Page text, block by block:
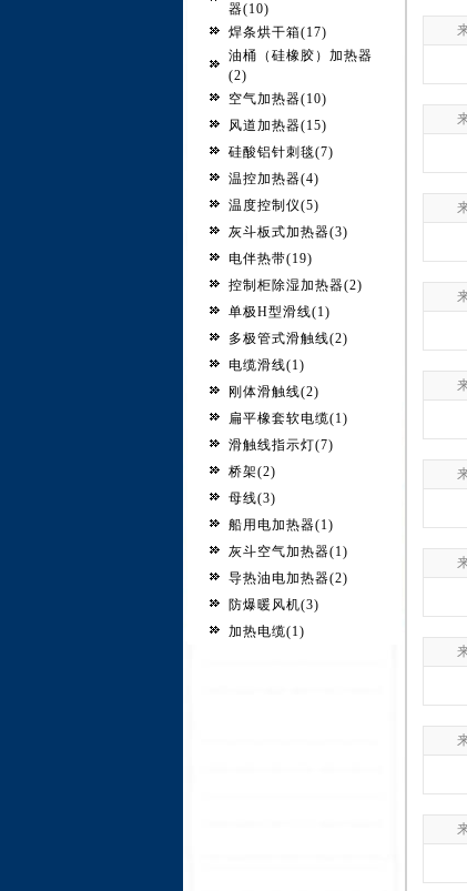
器(10)
焊条烘干箱(17)
油桶（硅橡胶）加热器
(2)
空气加热器(10)
风道加热器(15)
硅酸铝针刺毯(7)
温控加热器(4)
温度控制仪(5)
灰斗板式加热器(3)
电伴热带(19)
控制柜除湿加热器(2)
单极H型滑线(1)
多极管式滑触线(2)
电缆滑线(1)
刚体滑触线(2)
扁平橡套软电缆(1)
滑触线指示灯(7)
桥架(2)
母线(3)
船用电加热器(1)
灰斗空气加热器(1)
导热油电加热器(2)
防爆暖风机(3)
加热电缆(1)